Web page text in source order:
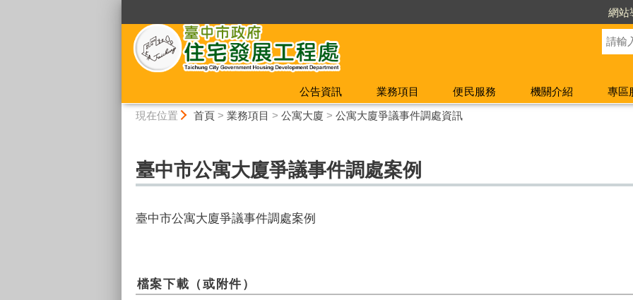
網站
公告資訊 業務項目 便民服務 機關介紹
專區
現在位置 首頁> 業務項目 > 公寓大廈 > 公寓大廈爭議事件調處資訊
臺中市公寓大廈爭議事件調處案例
臺中市公寓大廈爭議事件調處案例
檔案下載（或附件）